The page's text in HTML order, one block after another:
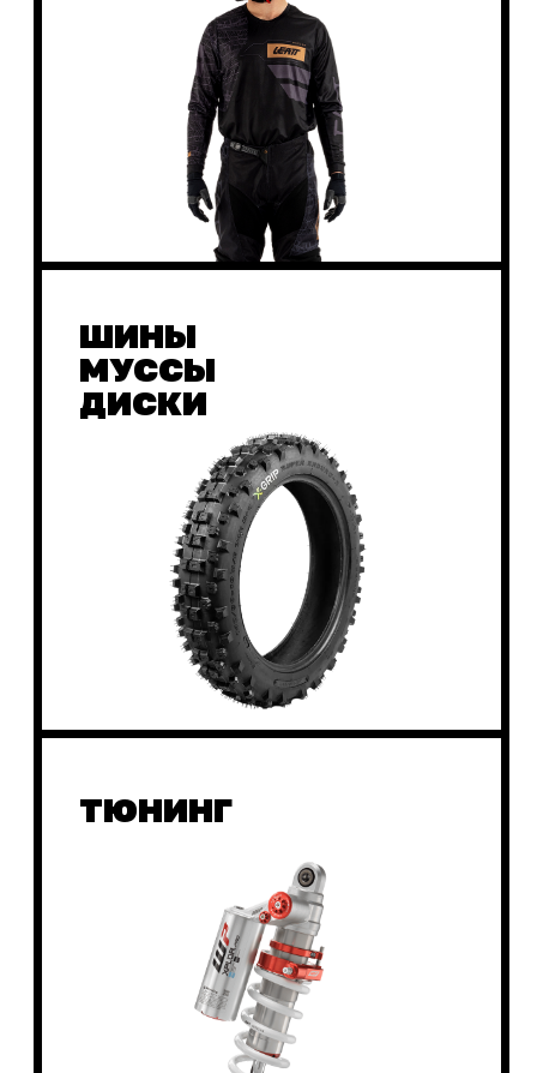
OSSPORT — единственный официальный
поставщик мототехники и оригинальных
запчастей KTM, Husqvarna, GasGas на Дальнем
Востоке, предлагающий полный спектр услуг
от профессионального сервисного
обслуживания до продажи запчастей и
мотоэкипировки. Наш мото-сервис
осуществляет ремонт на заводском
оборудовании с использованием оригинальных
изготовителе. В мото-магазине представлен
широкий ассортимент оригинальных и
производителей Prox, Scar, Vertex, защитного
оборудования, пластика, мотоэкипировки
брендов LEATT, THOR, USWE, а также масел и
мотохимии MOTOREX и Elf. Мы также
принимаем на обслуживание мотоциклы других
марок, обеспечивая высокое качество ремонта
и индивидуальный подход к каждому клиенту.